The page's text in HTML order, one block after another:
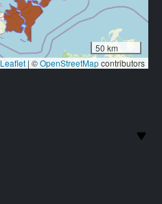
50 km
Leaflet | ©OpenStreetMapcontributors